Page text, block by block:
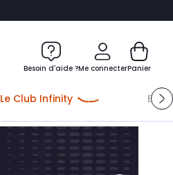
Besoin d'aide ?Me connecterPanier
Le Club Infinity